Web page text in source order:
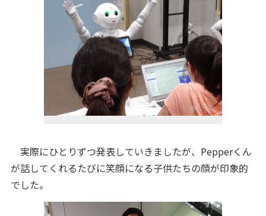
実際にひとりずつ発表していきましたが、Pepperくん
が話してくれるたびに笑顔になる子供たちの顔が印象的
でした。